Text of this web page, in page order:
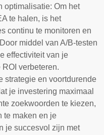
optimalisatie: Om het
te halen, is het
continu te monitoren en
middel van A/B-testen
effectiviteit van je
verbeteren.
strategie en voortdurende
je investering maximaal
zoekwoorden te kiezen,
te maken en je
je succesvol zijn met